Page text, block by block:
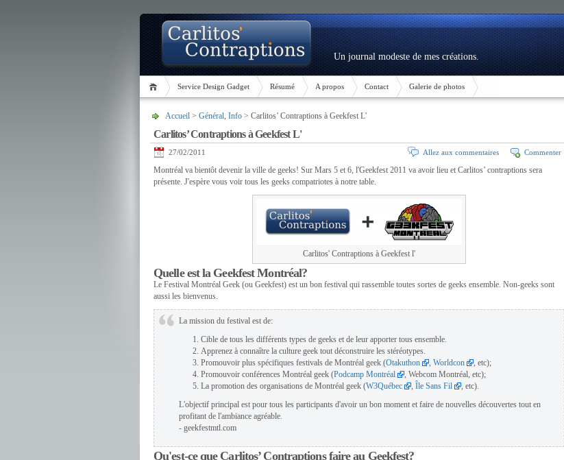
Un journal modeste de mes créations.
Service Design Gadget Résumé A propos Contact Galerie de photos
Accueil > Général, Info > Carlitos’ Contraptions à Geekfest L'
Carlitos’ Contraptions à Geekfest L'
27/02/2011 Commenter
Allez aux commentaires
Montréal va bientôt devenir la ville de geeks! Sur Mars 5 et 6, l'Geekfest 2011 va avoir lieu et Carlitos’ contraptions sera
présente. J'espère vous voir tous les geeks compatriotes à notre table.
Carlitos' Contraptions à Geekfest l'
Quelle est la Geekfest Montréal?
Le Festival Montréal Geek (ou Geekfest) est un bon festival qui rassemble toutes sortes de geeks ensemble. Non-geeks sont
aussi les bienvenus.
La mission du festival est de:
Cible de tous les différents types de geeks et de leur apporter tous ensemble.
Apprenez à connaître la culture geek tout déconstruire les stéréotypes.
Promouvoir plus spécifiques festivals de Montréal geek (Otakuthon , Worldcon
, etc);
Promouvoir conférences Montréal geek (Podcamp Montréal
, Webcom Montréal, etc);
La promotion des organisations de Montréal geek (W3Québec , Île Sans Fil
, etc).
L'objectif principal est pour tous les participants d'avoir un bon moment et faire de nouvelles découvertes tout en
profitant de l'ambiance agréable.
- geekfestmtl.com
Qu'est-ce que Carlitos’ Contraptions faire au Geekfest?